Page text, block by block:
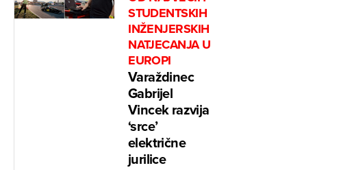
STUDENTSKIH
INŽENJERSKIH
NATJECANJA U
EUROPI
Varaždinec
Gabrijel
Vincek razvija
‘srce’
električne
jurilice